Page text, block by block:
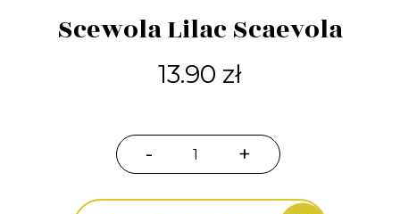
Scewola Lilac Scaevola
13.90 zł
-
ilość
Lilac
+